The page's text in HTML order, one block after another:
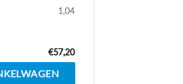
1,04
€57,20